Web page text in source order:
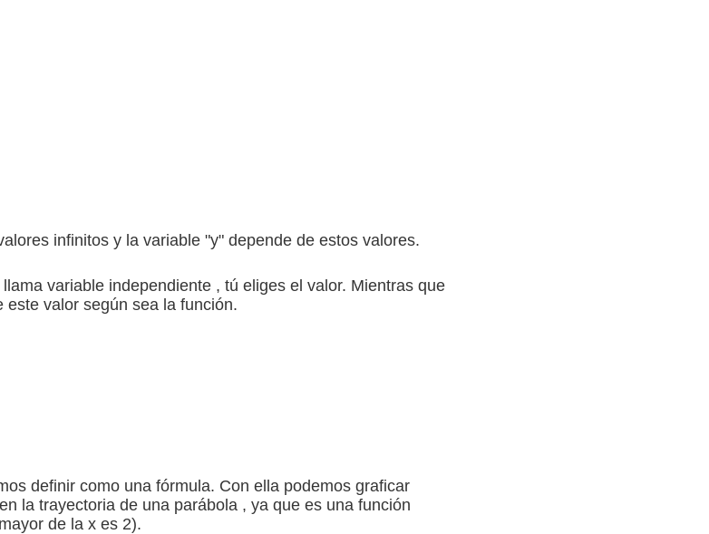
infinitos y la variable "y" depende de estos valores.
variable independiente , tú eliges el valor. Mientras que
este valor según sea la función.
definir como una fórmula. Con ella podemos graficar
la trayectoria de una parábola , ya que es una función
de la x es 2).